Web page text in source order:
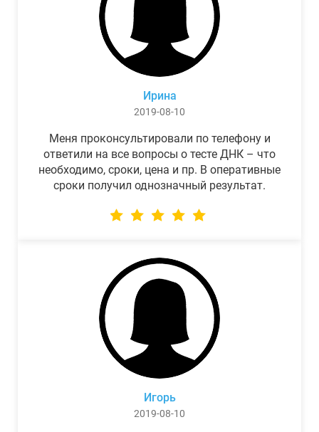
Ирина
2019-08-10
Меня проконсультировали по телефону и
ответили на все вопросы о тесте ДНК – что
необходимо, сроки, цена и пр. В оперативные
сроки получил однозначный результат.
Игорь
2019-08-10